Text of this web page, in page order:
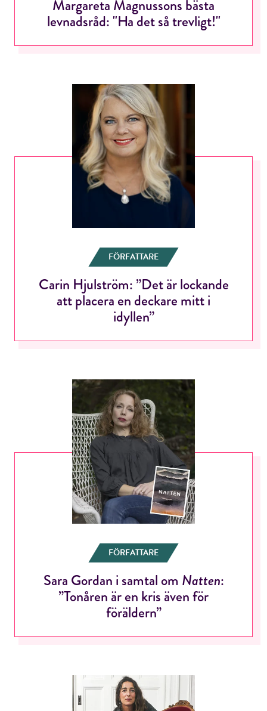
Margareta Magnussons bästa
levnadsråd: "Ha det så trevligt!"
FÖRFATTARE
Carin Hjulström: ”Det är lockande
att placera en deckare mitt i
idyllen”
FÖRFATTARE
Sara Gordan i samtal om Natten:
”Tonåren är en kris även för
föräldern”